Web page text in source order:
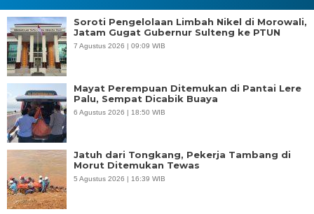
Soroti Pengelolaan Limbah Nikel di Morowali,
Jatam Gugat Gubernur Sulteng ke PTUN
7 Agustus 2026 | 09:09 WIB
Mayat Perempuan Ditemukan di Pantai Lere
Palu, Sempat Dicabik Buaya
6 Agustus 2026 | 18:50 WIB
Jatuh dari Tongkang, Pekerja Tambang di
Morut Ditemukan Tewas
5 Agustus 2026 | 16:39 WIB